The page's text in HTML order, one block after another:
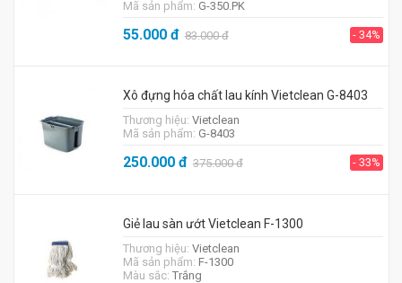
Mã sản phẩm: G-350.PK
55.000đ 83.000đ - 34%
Xô đựng hóa chất lau kính Vietclean G-8403
Thương hiệu: Vietclean
Mã sản phẩm: G-8403
250.000đ 375.000đ - 33%
Giẻ lau sàn ướt Vietclean F-1300
Thương hiệu: Vietclean
Mã sản phẩm: F-1300
Màu sắc: Trắng